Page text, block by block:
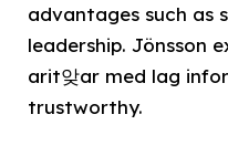
advantages such as
leadership. Jönsson
arit앚ar med lag
trustworthy.